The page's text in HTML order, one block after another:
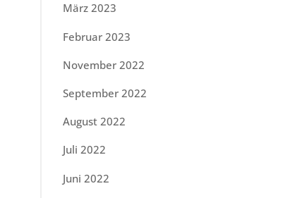
März 2023
Februar 2023
November 2022
September 2022
August 2022
Juli 2022
Juni 2022